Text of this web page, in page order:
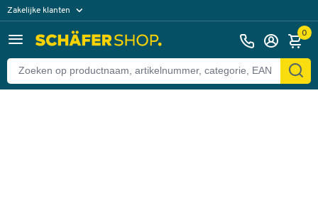
Zakelijke klanten
Particuliere klanten 0
Terug